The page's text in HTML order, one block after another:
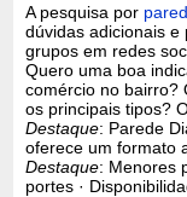
A pesquisa por
dúvidas adicionais e
grupos em redes
Quero uma boa
comércio no bairro?
os principais tipos?
Destaque: Parede
oferece um formato
Destaque: Menores
portes ·